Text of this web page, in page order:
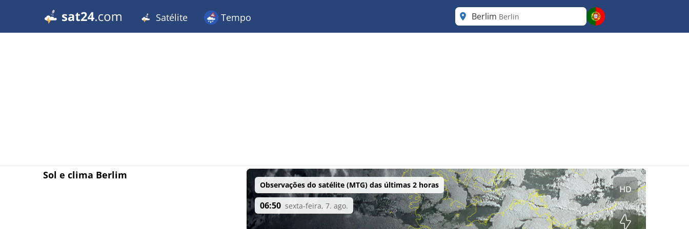
Satélite Tempo Berlim Berlin
Sol e clima Berlim
Observações do satélite (MTG) das últimas 2 horas
06:50 sexta-feira, 7. ago.